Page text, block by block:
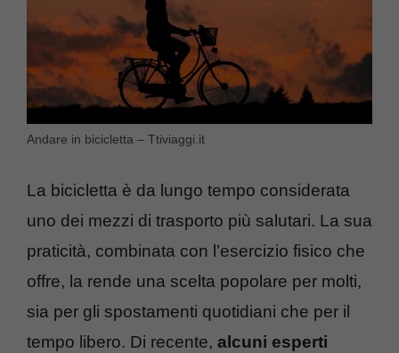
Andare in bicicletta – Ttiviaggi.it
La bicicletta è da lungo tempo considerata
uno dei mezzi di trasporto più salutari. La sua
praticità, combinata con l’esercizio fisico che
offre, la rende una scelta popolare per molti,
sia per gli spostamenti quotidiani che per il
tempo libero. Di recente, alcuni esperti